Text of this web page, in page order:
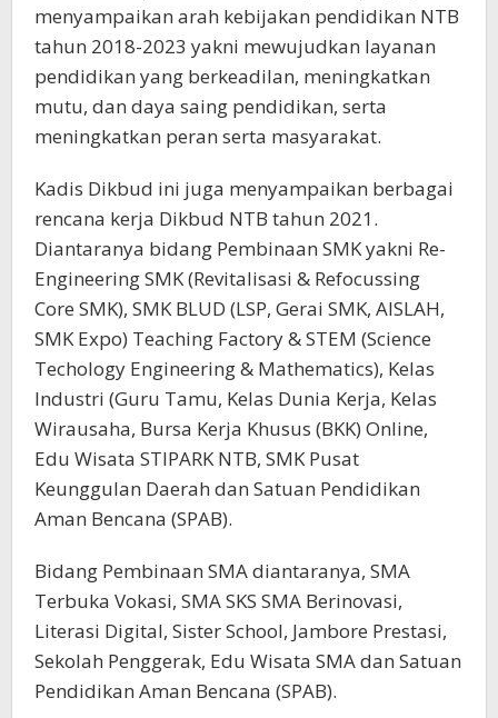
menyampaikan arah kebijakan pendidikan NTB
tahun 2018-2023 yakni mewujudkan layanan
pendidikan yang berkeadilan, meningkatkan
mutu, dan daya saing pendidikan, serta
meningkatkan peran serta masyarakat.
Kadis Dikbud ini juga menyampaikan berbagai
rencana kerja Dikbud NTB tahun 2021.
Diantaranya bidang Pembinaan SMK yakni Re-
Engineering SMK (Revitalisasi & Refocussing
Core SMK), SMK BLUD (LSP, Gerai SMK, AISLAH,
SMK Expo) Teaching Factory & STEM (Science
Techology Engineering & Mathematics), Kelas
Industri (Guru Tamu, Kelas Dunia Kerja, Kelas
Wirausaha, Bursa Kerja Khusus (BKK) Online,
Edu Wisata STIPARK NTB, SMK Pusat
Keunggulan Daerah dan Satuan Pendidikan
Aman Bencana (SPAB).
Bidang Pembinaan SMA diantaranya, SMA
Terbuka Vokasi, SMA SKS SMA Berinovasi,
Literasi Digital, Sister School, Jambore Prestasi,
Sekolah Penggerak, Edu Wisata SMA dan Satuan
Pendidikan Aman Bencana (SPAB).